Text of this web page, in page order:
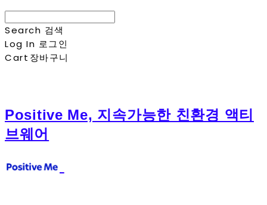
Search 검색
Log In 로그인
Cart 장바구니
Positive Me, 지속가능한 친환경 액티
브웨어